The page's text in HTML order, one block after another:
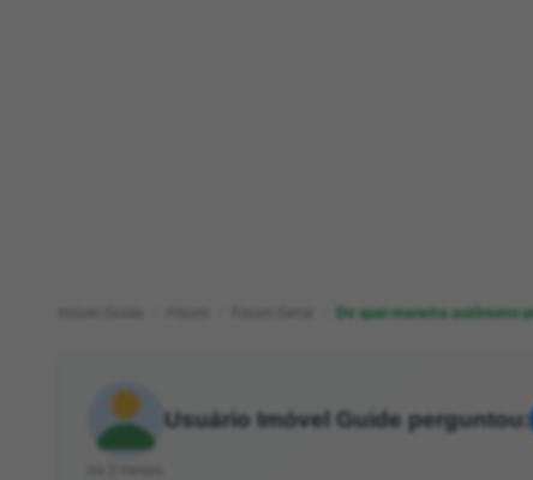
De qual maneira autônomo
Usuário Imóvel Guide perguntou: